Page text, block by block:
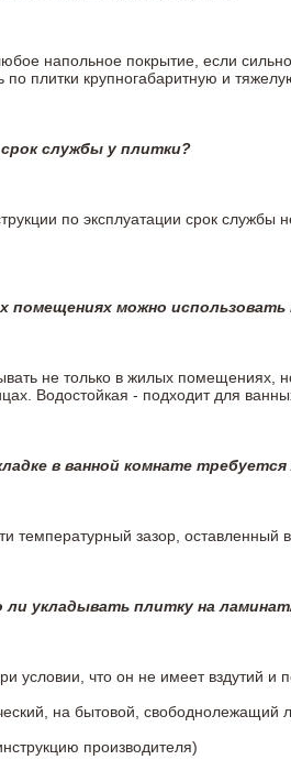
напольное покрытие, если
плитки крупногабаритную и
службы у плитки?
по эксплуатации срок
помещениях можно
не только в жилых помещениях,
Водостойкая - подходит для
в ванной комнате
температурный зазор,
укладывать плитку на
условии, что он не имеет вздутий
на бытовой, свободнолежащий
производителя)